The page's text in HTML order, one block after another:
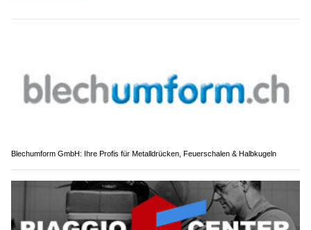
Blechumform GmbH: Ihre Profis für Metalldrücken, Feuerschalen & Halbkugeln